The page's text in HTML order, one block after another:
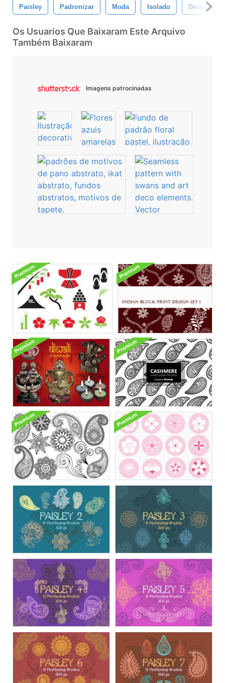
Paisley Padronizar Moda Isolado Desenhar
Os Usuarios Que Baixaram Este Arquivo
Também Baixaram
Imagens patrocinadas